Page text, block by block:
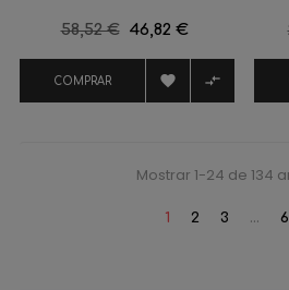
Precio
58,52 € Precio
46,82 €
COMPRAR  
Mostrar 1-24 de 134
1 2 3 … 6